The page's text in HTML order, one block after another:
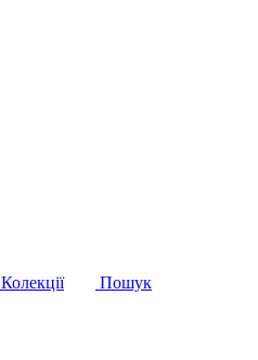
Колекції Пошук